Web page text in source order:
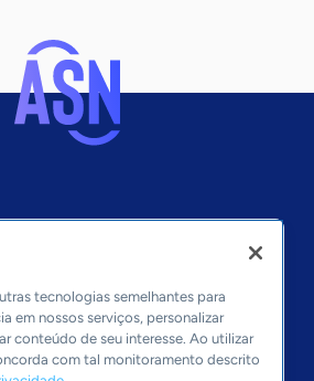
tecnologias semelhantes para
em nossos serviços, personalizar
conteúdo de seu interesse. Ao utilizar
com tal monitoramento descrito